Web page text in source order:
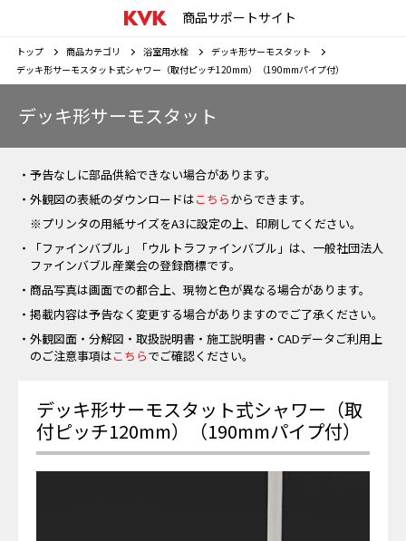
商品サポートサイト
トップ 商品カテゴリ 浴室用水栓
デッキ形サーモスタット
デッキ形サーモスタット式シャワー（取付ピッチ120mm）（190mmパイプ付）
デッキ形サーモスタット
・予告なしに部品供給できない場合があります。
・外観図の表紙のダウンロードはこちらからできます。
※プリンタの用紙サイズをA3に設定の上、印刷してください。
・「ファインバブル」「ウルトラファインバブル」は、一般社団法人
ファインバブル産業会の登録商標です。
・商品写真は画面での都合上、現物と色が異なる場合があります。
・掲載内容は予告なく変更する場合がありますのでご了承ください。
・外観図面・分解図・取扱説明書・施工説明書・CADデータご利用上
のご注意事項はこちらでご確認ください。
デッキ形サーモスタット式シャワー（取
付ピッチ120mm）（190mmパイプ付）